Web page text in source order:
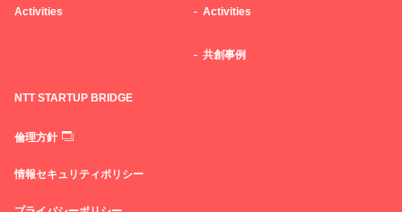
Activities Activities
共創事例
NTT STARTUP BRIDGE
倫理方針
情報セキュリティポリシー